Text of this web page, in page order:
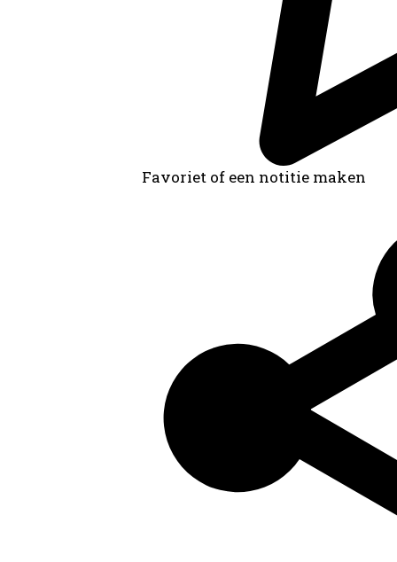
Favoriet of een notitie maken